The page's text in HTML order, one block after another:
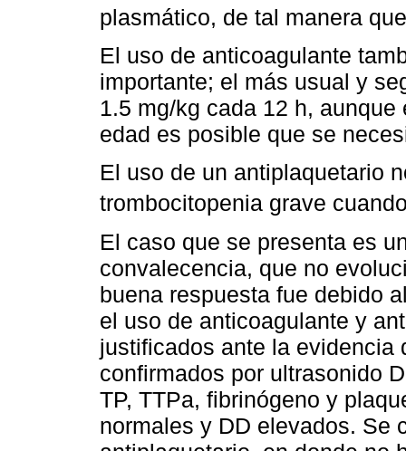
plasmático, de tal manera
El uso de anticoagulante
importante; el más usual y
1.5 mg/kg cada 12 h,
edad es posible que se
El uso de un antiplaquetario
trombocitopenia grave
El caso que se presenta es
convalecencia, que no
buena respuesta fue debido
el uso de anticoagulante y
justificados ante la evidencia
confirmados por ultrasonido
TP, TTPa, fibrinógeno y
normales y DD elevados. Se